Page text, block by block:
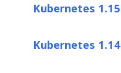
Kubernetes 1.15
Kubernetes 1.14